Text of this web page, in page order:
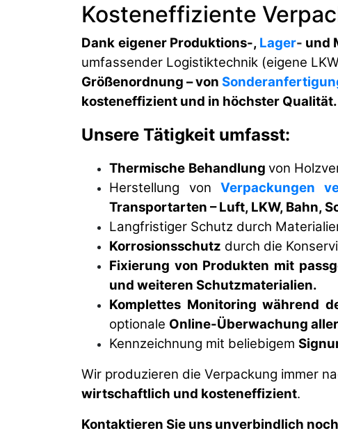
Kosteneffiziente
Dank eigener Produktions-, Lager- und
umfassender Logistiktechnik (eigene
Größenordnung – von
kosteneffizient und in höchster Qualität.
Unsere Tätigkeit umfasst:
Thermische Behandlung von
Herstellung von
Verpackungen
Transportarten – Luft, LKW, Bahn,
Langfristiger Schutz durch
Korrosionsschutz durch die
Fixierung von Produkten mit
und weiteren Schutzmaterialien.
Komplettes Monitoring während
optionale Online-Überwachung
Kennzeichnung mit beliebigem
Wir produzieren die Verpackung immer
wirtschaftlich und kosteneffizient.
Kontaktieren Sie uns unverbindlich